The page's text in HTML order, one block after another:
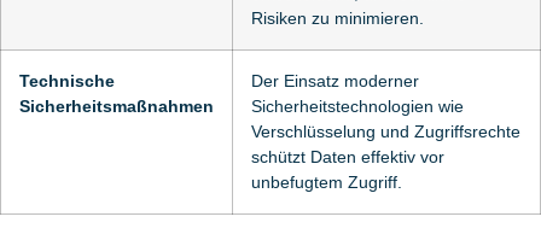
Risiken zu minimieren.
Technische
Sicherheitsmaßnahmen
Der Einsatz moderner
Sicherheitstechnologien wie
Verschlüsselung und Zugriffsrechte
schützt Daten effektiv vor
unbefugtem Zugriff.